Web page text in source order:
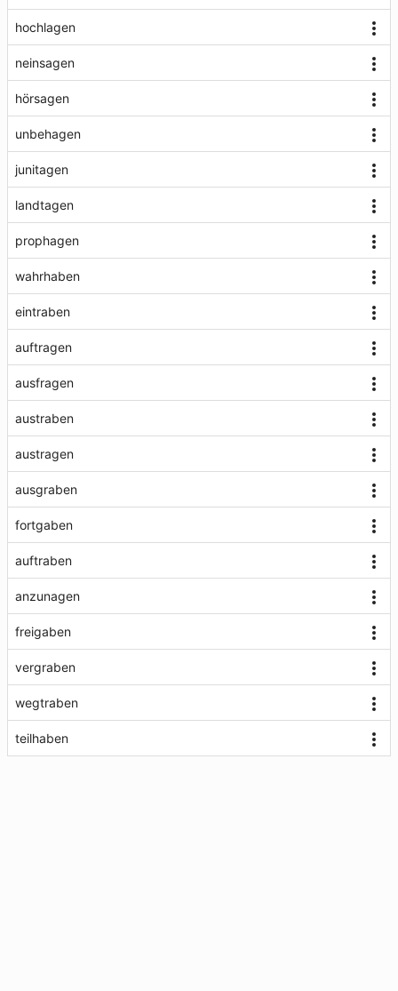
hochlagen
neinsagen
hörsagen
unbehagen
junitagen
landtagen
prophagen
wahrhaben
eintraben
auftragen
ausfragen
austraben
austragen
ausgraben
fortgaben
auftraben
anzunagen
freigaben
vergraben
wegtraben
teilhaben